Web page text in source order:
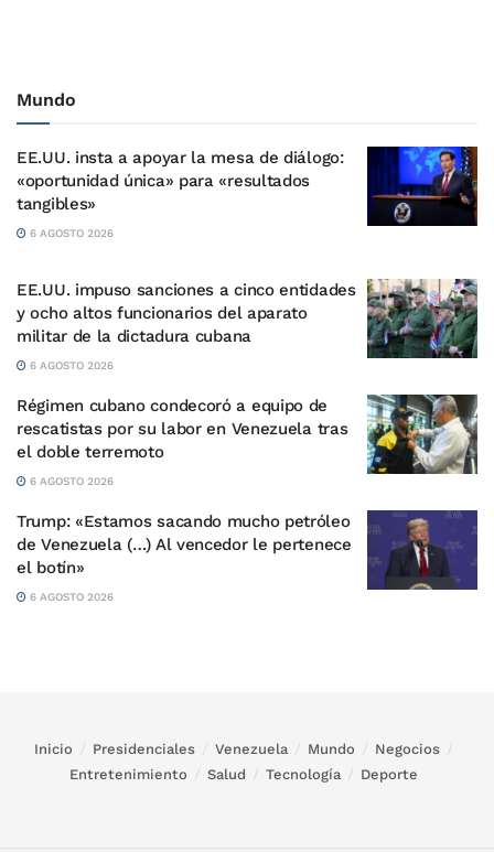
Mundo
EE.UU. insta a apoyar la mesa de diálogo:
«oportunidad única» para «resultados
tangibles»
6 AGOSTO 2026
EE.UU. impuso sanciones a cinco entidades
y ocho altos funcionarios del aparato
militar de la dictadura cubana
6 AGOSTO 2026
Régimen cubano condecoró a equipo de
rescatistas por su labor en Venezuela tras
el doble terremoto
6 AGOSTO 2026
Trump: «Estamos sacando mucho petróleo
de Venezuela (…) Al vencedor le pertenece
el botín»
6 AGOSTO 2026
Inicio Presidenciales Venezuela Mundo
Negocios
Entretenimiento
Salud Tecnología Deporte